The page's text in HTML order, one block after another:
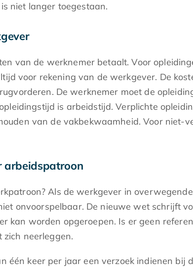
niet langer toegestaan.
van de werknemer betaalt. Voor
voor rekening van de werkgever. De
De werknemer moet de
is arbeidstijd. Verplichte
van de vakbekwaamheid. Voor niet-
arbeidspatroon
Als de werkgever in
onvoorspelbaar. De nieuwe wet schrijft
kan worden opgeroepen. Is er geen
neerleggen.
één keer per jaar een verzoek indienen bij